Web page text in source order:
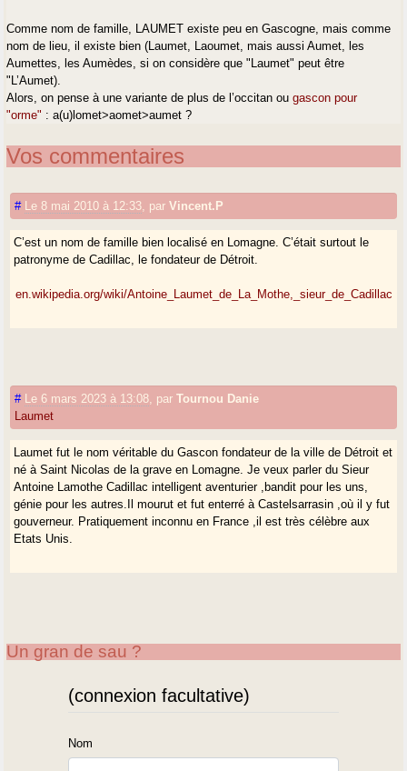
Comme nom de famille, LAUMET existe peu en Gascogne, mais comme
nom de lieu, il existe bien (Laumet, Laoumet, mais aussi Aumet, les
Aumettes, les Aumèdes, si on considère que "Laumet" peut être
"L’Aumet).
Alors, on pense à une variante de plus de l’occitan ougascon pour
"orme" : a(u)lomet>aomet>aumet ?
Vos commentaires
# Le 8 mai 2010 à 12:33 parVincent.P
C’est un nom de famille bien localisé en Lomagne. C’était surtout le
patronyme de Cadillac, le fondateur de Détroit.
en.wikipedia.org/wiki/Antoine_Laumet_de_La_Mothe,_sieur_de_Cadillac
# Le 6 mars 2023 à 13:08 parTournou Danie
Laumet
Laumet fut le nom véritable du Gascon fondateur de la ville de Détroit et
né à Saint Nicolas de la grave en Lomagne. Je veux parler du Sieur
Antoine Lamothe Cadillac intelligent aventurier ,bandit pour les uns,
génie pour les autres.Il mourut et fut enterré à Castelsarrasin ,où il y fut
gouverneur. Pratiquement inconnu en France ,il est très célèbre aux
Etats Unis.
Un gran de sau ?
(connexion facultative)
Nom